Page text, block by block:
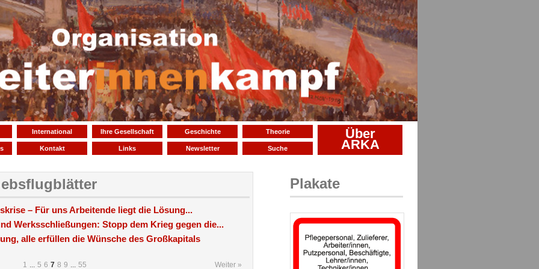
International Ihre Gesellschaft Geschichte Theorie
Kontakt Links Newsletter Suche
Über
ARKA
– Für uns Arbeitende liegt die Lösung...
Werksschließungen: Stopp dem Krieg gegen die...
alle erfüllen die Wünsche des Großkapitals
1 ... 5 6 7 8 9 ... 55 Weiter »
Plakate